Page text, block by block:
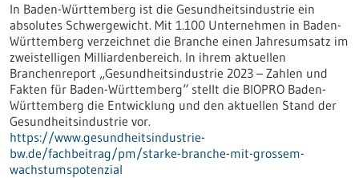
In Baden-Württemberg ist die Gesundheitsindustrie ein
absolutes Schwergewicht. Mit 1.100 Unternehmen in Baden-
Württemberg verzeichnet die Branche einen Jahresumsatz im
zweistelligen Milliardenbereich. In ihrem aktuellen
Branchenreport „Gesundheitsindustrie 2023 – Zahlen und
Fakten für Baden-Württemberg“ stellt die BIOPRO Baden-
Württemberg die Entwicklung und den aktuellen Stand der
Gesundheitsindustrie vor.
https://www.gesundheitsindustrie-
bw.de/fachbeitrag/pm/starke-branche-mit-grossem-
wachstumspotenzial